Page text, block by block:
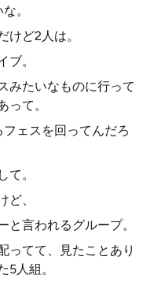
。
けど2人は。
ブ。
みたいなものに行って
って。
ェスを回ってんだろ
て。
ど、
と言われるグループ。
ってて、見たことあり
5人組。